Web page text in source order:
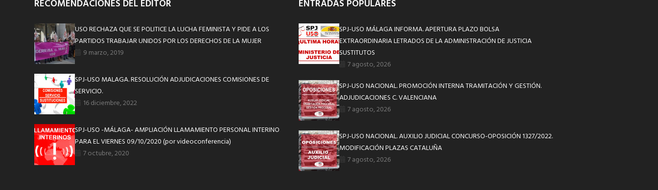
RECOMENDACIONES DEL EDITOR
USO RECHAZA QUE SE POLITICE LA LUCHA FEMINISTA Y PIDE A LOS
PARTIDOS TRABAJAR UNIDOS POR LOS DERECHOS DE LA MUJER
9 marzo, 2019
SPJ-USO MALAGA. RESOLUCIÓN ADJUDICACIONES COMISIONES DE
SERVICIO.
16 diciembre, 2022
SPJ-USO -MÁLAGA- AMPLIACIÓN LLAMAMIENTO PERSONAL INTERINO
PARA EL VIERNES 09/10/2020 (por videoconferencia)
7 octubre, 2020
ENTRADAS POPULARES
SPJ-USO MÁLAGA INFORMA. APERTURA PLAZO BOLSA
EXTRAORDINARIA LETRADOS DE LA ADMINISTRACIÓN DE JUSTICIA
SUSTITUTOS
7 agosto, 2026
SPJ-USO NACIONAL. PROMOCIÓN INTERNA TRAMITACIÓN Y GESTIÓN.
ADJUDICACIONES C. VALENCIANA
7 agosto, 2026
SPJ-USO NACIONAL. AUXILIO JUDICIAL CONCURSO-OPOSICIÓN 1327/2022.
MODIFICACIÓN PLAZAS CATALUÑA
7 agosto, 2026